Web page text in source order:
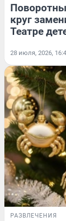
круг
Театре
28 июля, 2026,
РАЗВЛЕЧЕНИЯ